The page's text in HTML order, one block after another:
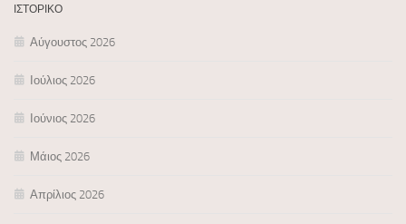
ΙΣΤΟΡΙΚΌ
Αύγουστος 2026
Ιούλιος 2026
Ιούνιος 2026
Μάιος 2026
Απρίλιος 2026